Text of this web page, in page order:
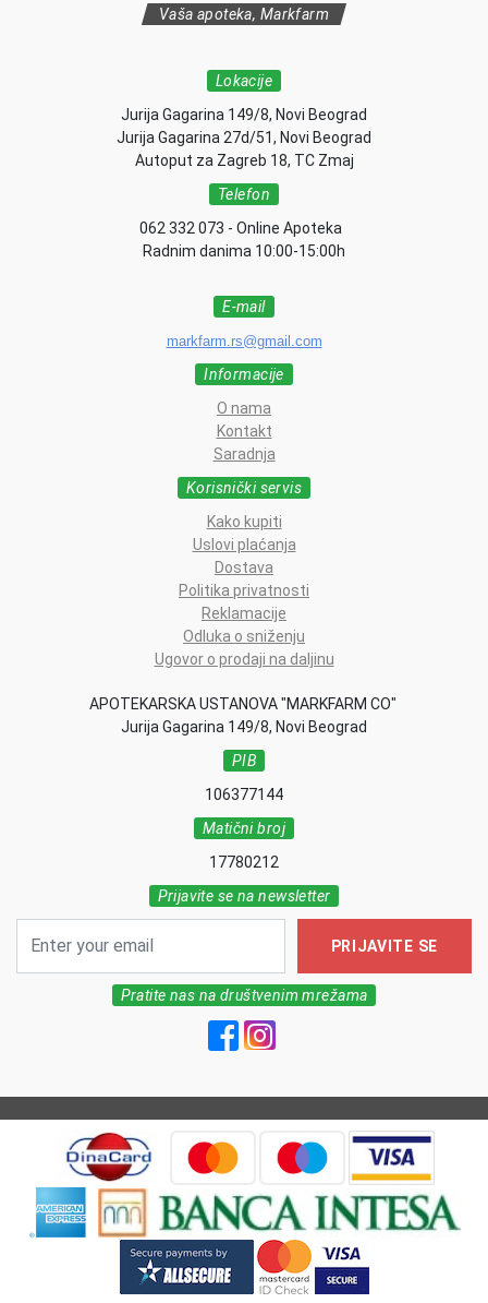
Vaša apoteka, Markfarm
Lokacije
Jurija Gagarina 149/8, Novi Beograd
Jurija Gagarina 27d/51, Novi Beograd
Autoput za Zagreb 18, TC Zmaj
Telefon
062 332 073 - Online Apoteka
Radnim danima 10:00-15:00h
E-mail
markfarm.rs@gmail.com
Informacije
O nama
Kontakt
Saradnja
Korisnički servis
Kako kupiti
Uslovi plaćanja
Dostava
Politika privatnosti
Reklamacije
Odluka o sniženju
Ugovor o prodaji na daljinu
APOTEKARSKA USTANOVA "MARKFARM CO"
Jurija Gagarina 149/8, Novi Beograd
PIB
106377144
Matični broj
17780212
Prijavite se na newsletter
PRIJAVITE SE
Pratite nas na društvenim mrežama